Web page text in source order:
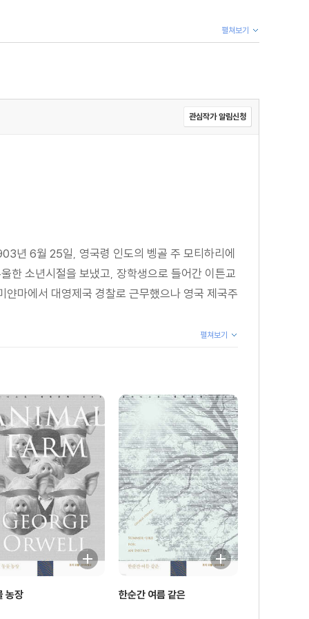
펼쳐보기
관심작가 알림신청
년 6월 25일, 영국령 인도의 벵골 주 모티하리에
한 소년시절을 보냈고, 장학생으로 들어간 이튼교
마에서 대영제국 경찰로 근무했으나 영국 제국주
펼쳐보기
농장 한순간 여름 같은